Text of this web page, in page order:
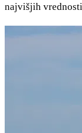
najvišjih